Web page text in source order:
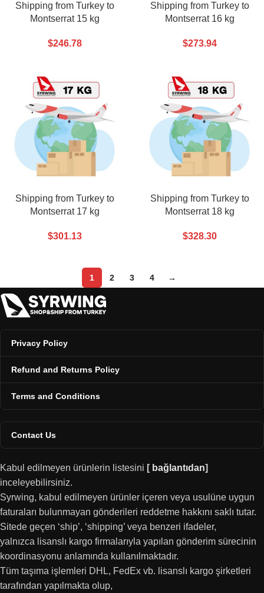
Shipping from Turkey to
Montserrat 15 kg
$246.78
Shipping from Turkey to
Montserrat 16 kg
$273.94
Shipping from Turkey to
Montserrat 17 kg
$301.13
Shipping from Turkey to
Montserrat 18 kg
$328.30
1 2 3 4 →
Privacy Policy
Refund and Returns Policy
Terms and Conditions
Contact Us
Kabul edilmeyen ürünlerin listesini [ bağlantıdan]
inceleyebilirsiniz.
Syrwing, kabul edilmeyen ürünler içeren veya usulüne uygun
faturaları bulunmayan gönderileri reddetme hakkını saklı tutar.
Sitede geçen ‘ship’, ‘shipping’ veya benzeri ifadeler,
yalnızca lisanslı kargo firmalarıyla yapılan gönderim sürecinin
koordinasyonu anlamında kullanılmaktadır.
Tüm taşıma işlemleri DHL, FedEx vb. lisanslı kargo şirketleri
tarafından yapılmakta olup,